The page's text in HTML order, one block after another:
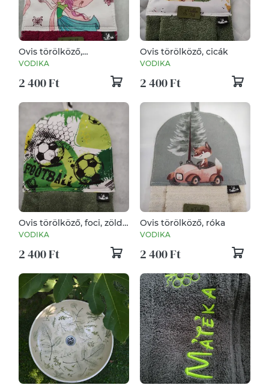
Ovis törölköző,
virágtündér
VODIKA
2 400 Ft
Ovis törölköző, cicák
VODIKA
2 400 Ft
Ovis törölköző, foci, zöld-
fehér
VODIKA
2 400 Ft
Ovis törölköző, róka
VODIKA
2 400 Ft